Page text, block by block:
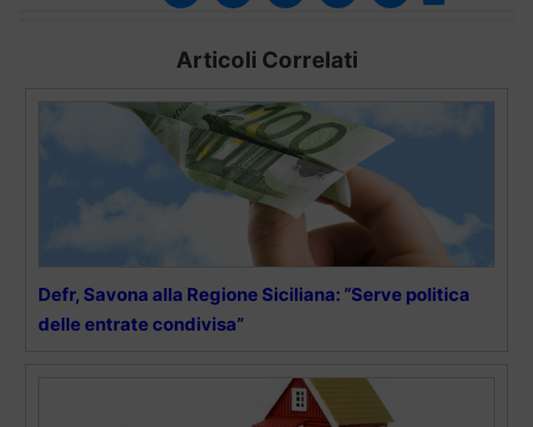
Articoli Correlati
Defr, Savona alla Regione Siciliana: “Serve politica
delle entrate condivisa”